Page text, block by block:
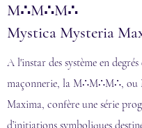
M∴M∴M∴
Mystica Mysteria
A l'instar des système en
maçonnerie, la M∴M∴M∴, ou
Maxima, confère une série
d’initiations symboliques